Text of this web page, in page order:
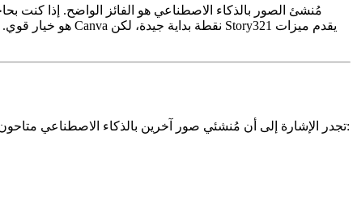
في حين أن هذه المقالة ركزت على Story321 ومُنشئ الصور في Canva، تجدر الإشارة إلى أن مُنشئي صور آخرين بالذكاء الاصطناعي متاحون، ولكل منهم نقاط قوته وضعفه. تتضمن بعض البدائل الشائعة ما يلي: